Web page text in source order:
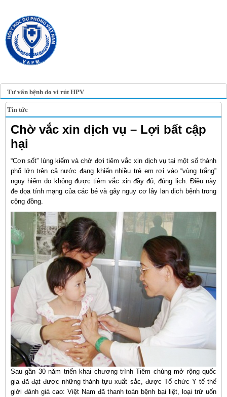
Tư vấn bệnh do vi rút HPV
Tin tức
Chờ vắc xin dịch vụ – Lợi bất cập
hại
“Cơn sốt” lùng kiếm và chờ đợi tiêm vắc xin dịch vụ tại một số thành
phố lớn trên cả nước đang khiến nhiều trẻ em rơi vào “vùng trắng”
nguy hiểm do không được tiêm vắc xin đầy đủ, đúng lịch. Điều này
đe dọa tính mạng của các bé và gây nguy cơ lây lan dịch bệnh trong
cộng đồng.
Sau gần 30 năm triển khai chương trình Tiêm chủng mở rộng quốc
gia đã đạt được những thành tựu xuất sắc, được Tổ chức Y tế thế
giới đánh giá cao: Việt Nam đã thanh toán bệnh bại liệt, loại trừ uốn